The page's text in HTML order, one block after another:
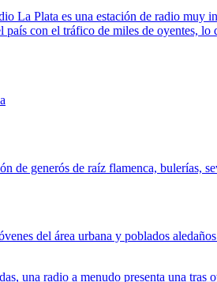
La Plata es una estación de radio muy
con el tráfico de miles de oyentes,
de generós de raíz flamenca, bulerías,
del área urbana y poblados
una radio a menudo presenta una